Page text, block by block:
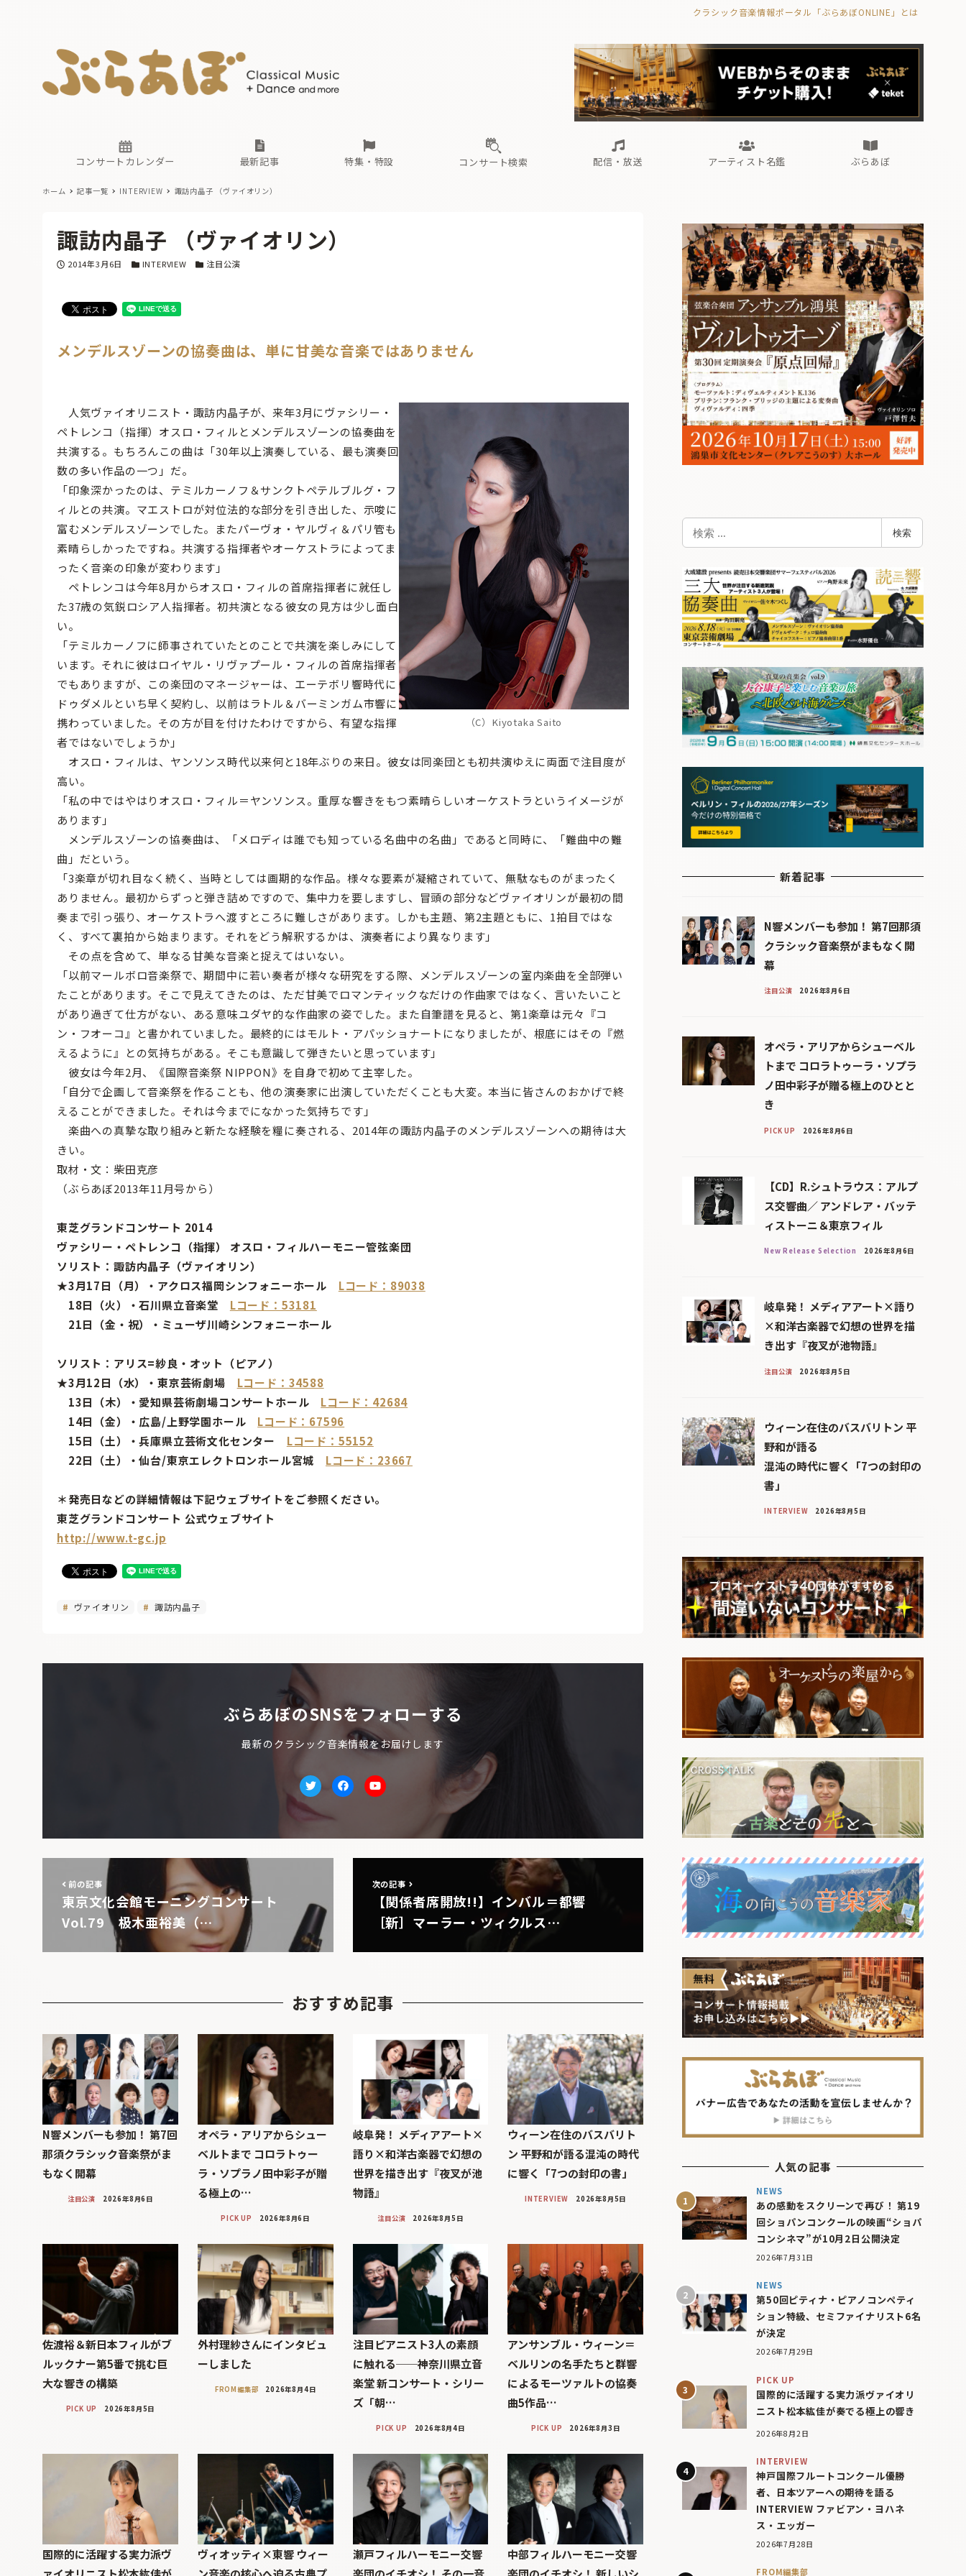
クラシック音楽情報ポータル「ぶらあぼONLINE」とは
コンサートカレンダー 最新記事
古楽とその先と ぶらあぼブラス！
フォルテピアノ・オデッセイ
特集・特設
現場のプロが推す！間違いないオーケストラコンサート
コンサート検索 配信・放送
無料ライブ配信スケジュール
アーティスト名鑑
あ か
ぶらあぼ
古楽とその先と 海の向こうの音楽家 Aからの眺望 ぶらあぼブラス！
フォルテピアノ・オデッセイ
過去の特集
無料ライブ配信スケジュール
あ か さ
ホーム 記事一覧 INTERVIEW 諏訪内晶子 （ヴァイオリン）
諏訪内晶子 （ヴァイオリン）
投稿日
2014年3月6日 カテゴリー
INTERVIEW カテゴリー
注目公演
メンデルスゾーンの協奏曲は、単に甘美な音楽ではありません
（C）Kiyotaka Saito
人気ヴァイオリニスト・諏訪内晶子が、来年3月にヴァシリー・
ペトレンコ（指揮）オスロ・フィルとメンデルスゾーンの協奏曲を
共演する。もちろんこの曲は「30年以上演奏している、最も演奏回
数の多い作品の一つ」だ。
「印象深かったのは、テミルカーノフ＆サンクトペテルブルグ・フ
ィルとの共演。マエストロが対位法的な部分を引き出した、示唆に
富むメンデルスゾーンでした。またパーヴォ・ヤルヴィ＆パリ管も
素晴らしかったですね。共演する指揮者やオーケストラによってま
ったく音楽の印象が変わります」
ペトレンコは今年8月からオスロ・フィルの首席指揮者に就任し
た37歳の気鋭ロシア人指揮者。初共演となる彼女の見方は少し面白
い。
「テミルカーノフに師事されていたとのことで共演を楽しみにして
います。それに彼はロイヤル・リヴァプール・フィルの首席指揮者
でもありますが、この楽団のマネージャーは、エーテボリ響時代に
ドゥダメルといち早く契約し、以前はラトル＆バーミンガム市響に
携わっていました。その方が目を付けたわけですから、有望な指揮
者ではないでしょうか」
オスロ・フィルは、ヤンソンス時代以来何と18年ぶりの来日。彼女は同楽団とも初共演ゆえに両面で注目度が
高い。
「私の中ではやはりオスロ・フィル＝ヤンソンス。重厚な響きをもつ素晴らしいオーケストラというイメージが
あります」
メンデルスゾーンの協奏曲は、「メロディは誰でも知っている名曲中の名曲」であると同時に、「難曲中の難
曲」だという。
「3楽章が切れ目なく続く、当時としては画期的な作品。様々な要素が凝縮されていて、無駄なものがまったく
ありません。最初からずっと弾き詰めですので、集中力を要しますし、冒頭の部分などヴァイオリンが最初の間
奏まで引っ張り、オーケストラへ渡すところに難しさがあります。しかも主題、第2主題ともに、1拍目ではな
く、すべて裏拍から始まります。それをどう解釈するかは、演奏者により異なります」
その点を含めて、単なる甘美な音楽と捉えてはいない。
「以前マールボロ音楽祭で、期間中に若い奏者が様々な研究をする際、メンデルスゾーンの室内楽曲を全部弾い
たことがあります。そこで見えてきたのは、ただ甘美でロマンティックなだけの作曲家ではなく、言いたいこと
があり過ぎて仕方がない、ある意味ユダヤ的な作曲家の姿でした。また自筆譜を見ると、第1楽章は元々『コ
ン・フオーコ』と書かれていました。最終的にはモルト・アパッショナートになりましたが、根底にはその『燃
えるように』との気持ちがある。そこも意識して弾きたいと思っています」
彼女は今年2月、《国際音楽祭 NIPPON》を自身で初めて主宰した。
「自分で企画して音楽祭を作ることも、他の演奏家に出演していただくことも大変。本当に皆さんのおかげで終
えることができました。それは今までになかった気持ちです」
楽曲への真摯な取り組みと新たな経験を糧に奏される、2014年の諏訪内晶子のメンデルスゾーンへの期待は大
きい。
取材・文：柴田克彦
（ぶらあぼ2013年11月号から）
東芝グランドコンサート 2014
ヴァシリー・ペトレンコ（指揮） オスロ・フィルハーモニー管弦楽団
ソリスト：諏訪内晶子（ヴァイオリン）
★3月17日（月）・アクロス福岡シンフォニーホール Lコード：89038
18日（火）・石川県立音楽堂 Lコード：53181
21日（金・祝）・ミューザ川崎シンフォニーホール
ソリスト：アリス=紗良・オット（ピアノ）
★3月12日（水）・東京芸術劇場 Lコード：34588
13日（木）・愛知県芸術劇場コンサートホール Lコード：42684
14日（金）・広島/上野学園ホール Lコード：67596
15日（土）・兵庫県立芸術文化センター Lコード：55152
22日（土）・仙台/東京エレクトロンホール宮城 Lコード：23667
＊発売日などの詳細情報は下記ウェブサイトをご参照ください。
東芝グランドコンサート 公式ウェブサイト
http://www.t-gc.jp
ヴァイオリン 諏訪内晶子
ぶらあぼのSNSをフォローする
最新のクラシック音楽情報をお届けします
TwitterfacebookYoutube
前の記事
東京文化会館モーニングコンサート
Vol.79 极木亜裕美（…
次の記事
【関係者席開放!!】インバル＝都響
［新］マーラー・ツィクルス…
おすすめ記事
N響メンバーも参加！ 第7回
那須クラシック音楽祭がま
もなく開幕
注目公演 2026年8月6日
オペラ・アリアからシュー
ベルトまで コロラトゥー
ラ・ソプラノ田中彩子が贈
る極上の…
PICK UP 2026年8月6日
岐阜発！ メディアアート×
語り×和洋古楽器で幻想の
世界を描き出す『夜叉が池
物語』
注目公演 2026年8月5日
ウィーン在住のバスバリト
ン 平野和が語る混沌の時代
に響く「7つの封印の書」
INTERVIEW 2026年8月5日
佐渡裕＆新日本フィルがブ
ルックナー第5番で挑む巨
大な響きの構築
PICK UP 2026年8月5日
外村理紗さんにインタビュ
ーしました
FROM編集部 2026年8月4日
注目ピアニスト3人の素顔
に触れる──神奈川県立音
楽堂 新コンサート・シリー
ズ「朝…
PICK UP 2026年8月4日
アンサンブル・ウィーン＝
ベルリンの名手たちと群響
によるモーツァルトの協奏
曲5作品…
PICK UP 2026年8月3日
国際的に活躍する実力派ヴ
ヴィオッティ×東響 ウィー
瀬戸フィルハーモニー交響
中部フィルハーモニー交響
検
索
検索
新着記事
N響メンバーも参加！ 第7回那須
クラシック音楽祭がまもなく開
幕
注目公演 2026年8月6日
オペラ・アリアからシューベル
トまで コロラトゥーラ・ソプラ
ノ田中彩子が贈る極上のひとと
き
PICK UP 2026年8月6日
【CD】R.シュトラウス：アルプ
ス交響曲／ アンドレア・バッテ
ィストーニ＆東京フィル
New Release Selection 2026年8月6日
岐阜発！ メディアアート×語り
×和洋古楽器で幻想の世界を描
き出す『夜叉が池物語』
注目公演 2026年8月5日
ウィーン在住のバスバリトン 平
野和が語る
混沌の時代に響く「7つの封印の
書」
INTERVIEW 2026年8月5日
人気の記事
NEWS
あの感動をスクリーンで再び！ 第19
回ショパンコンクールの映画“ショパ
コンシネマ”が10月2日公開決定
2026年7月31日
NEWS
第50回ピティナ・ピアノコンペティ
ション特級、セミファイナリスト6名
が決定
2026年7月29日
PICK UP
国際的に活躍する実力派ヴァイオリ
ニスト松本紘佳が奏でる極上の響き
2026年8月2日
INTERVIEW
神戸国際フルートコンクール優勝
者、日本ツアーへの期待を語る
INTERVIEW ファビアン・ヨハネ
ス・エッガー
2026年7月28日
FROM編集部